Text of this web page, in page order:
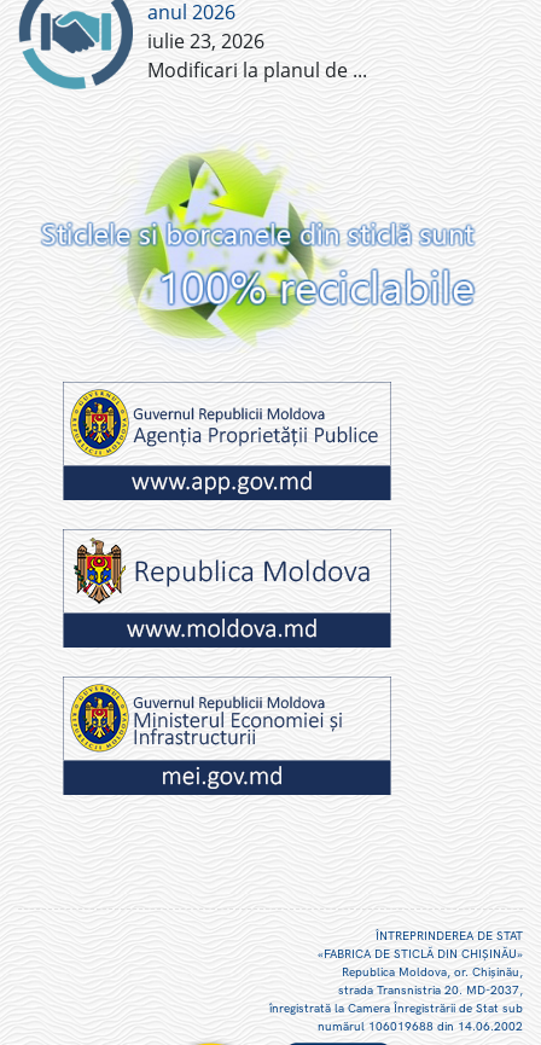
anul 2026
iulie 23, 2026
Modificari la planul de ...
ÎNTREPRINDEREA DE STAT
«FABRICA DE STICLĂ DIN CHIŞINĂU»
Republica Moldova, or. Chişinău,
strada Transnistria 20. MD-2037,
înregistrată la Camera Înregistrării de Stat sub
numărul 106019688 din 14.06.2002